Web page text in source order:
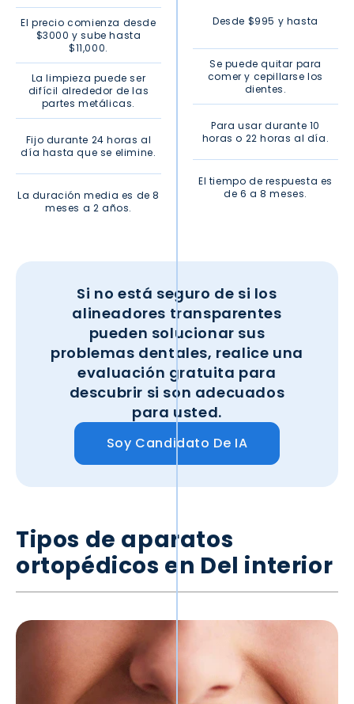
El precio comienza desde
$3000 y sube hasta
$11,000.
La limpieza puede ser
difícil alrededor de las
partes metálicas.
Fijo durante 24 horas al
día hasta que se elimine.
La duración media es de 8
meses a 2 años.
Desde $995 y hasta
Se puede quitar para
comer y cepillarse los
dientes.
Para usar durante 10
horas o 22 horas al día.
El tiempo de respuesta es
de 6 a 8 meses.
Si no está seguro de si los
alineadores transparentes
pueden solucionar sus
problemas dentales, realice una
evaluación gratuita para
descubrir si son adecuados
para usted.
Soy Candidato De IA
Tipos de aparatos
ortopédicos en Del interior